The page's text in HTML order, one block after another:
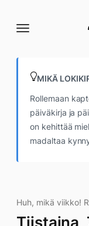
suoraan
MIKÄ
Rollemaan
päiväkirja ja
on kehittää
madaltaa
Huh, mikä viikko!
Tiistaina,